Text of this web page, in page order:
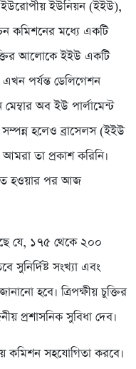
ইউরোপীয় ইউনিয়ন (ইইউ),
কমিশনের মধ্যে একটি
আলোকে ইইউ একটি
এখন পর্যন্ত ডেলিগেশন
অব ইউ পার্লামেন্ট
হলেও ব্রাসেলস (ইইউ
তা প্রকাশ করিনি।
হওয়ার পর আজ
যে, ১৭৫ থেকে ২০০
সংখ্যা এবং
হবে। ত্রিপক্ষীয় চুক্তির
প্রশাসনিক সুবিধা দেব।
কমিশন সহযোগিতা করবে।